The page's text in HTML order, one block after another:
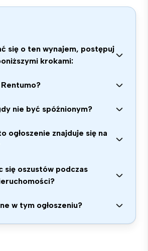
się o ten wynajem, postępuj
krokami:
Rentumo?
nie być spóźnionym?
ogłoszenie znajduje się na
się oszustów podczas
w tym ogłoszeniu?